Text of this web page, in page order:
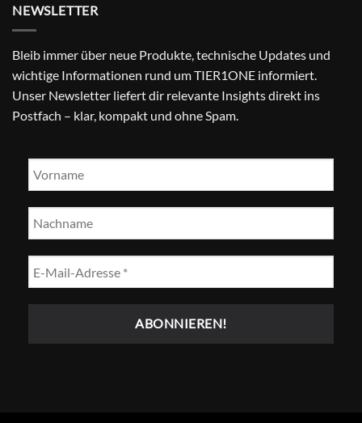
NEWSLETTER
Bleib immer über neue Produkte, technische Updates und
wichtige Informationen rund um TIER1ONE informiert.
Unser Newsletter liefert dir relevante Insights direkt ins
Postfach – klar, kompakt und ohne Spam.